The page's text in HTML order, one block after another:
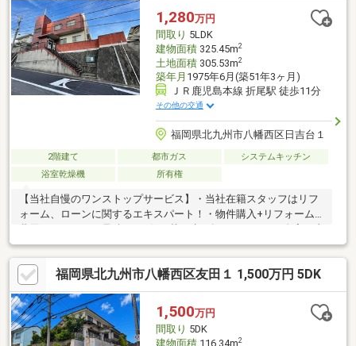
合）
1,280万円
間取り 5LDK
建物面積325.45m2
土地面積305.53m2
築年月 1975年6月(築51年3ヶ月)
ＪＲ鹿児島本線 折尾駅 徒歩11分
その他の交通
福岡県北九州市八幡西区日吉台１
2階建て 都市ガス
システムキッチン
浴室乾燥機
所有権
【当社自慢のワンストップサービス】・当社在籍スタッフはリフ
ォーム、ローンに関するエキスパート！・物件購入+リフォーム
却が並行して行えます！・もちろん査定も無料です♪【ライフスタ
イルに合わせた物件探し】・土日祝/18時以降/1件～複数件のご内
覧も大歓迎・ご自宅等への送迎も可能です！・当社未掲載物件も
ご案内できます♪
福岡県北九州市八幡西区友田１ 1,500万円 5DK
1,500万円
間取り 5DK
2